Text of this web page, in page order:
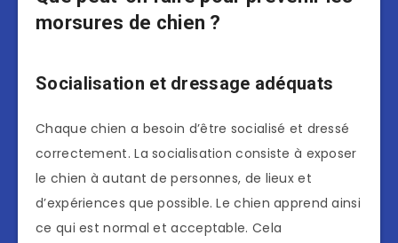
morsures de chien ?
Socialisation et dressage adéquats
Chaque chien a besoin d’être socialisé et dressé
correctement. La socialisation consiste à exposer
le chien à autant de personnes, de lieux et
d’expériences que possible. Le chien apprend ainsi
ce qui est normal et acceptable. Cela